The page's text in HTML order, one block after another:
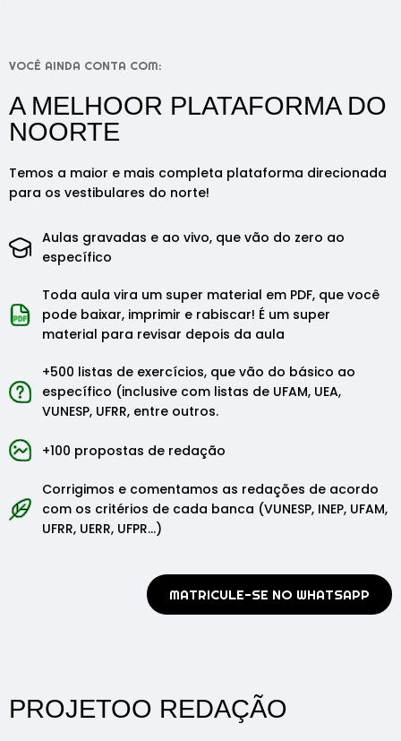
VOCÊ AINDA CONTA COM:
A MELHOOR PLATAFORMA DO
NOORTE
Temos a maior e mais completa plataforma direcionada
para os vestibulares do norte!
Aulas gravadas e ao vivo, que vão do zero ao
específico
Toda aula vira um super material em PDF, que você
pode baixar, imprimir e rabiscar! É um super
material para revisar depois da aula
+500 listas de exercícios, que vão do básico ao
específico (inclusive com listas de UFAM, UEA,
VUNESP, UFRR, entre outros.
+100 propostas de redação
Corrigimos e comentamos as redações de acordo
com os critérios de cada banca (VUNESP, INEP, UFAM,
UFRR, UERR, UFPR...)
MATRICULE-SE NO WHATSAPP
PROJETOO REDAÇÃO